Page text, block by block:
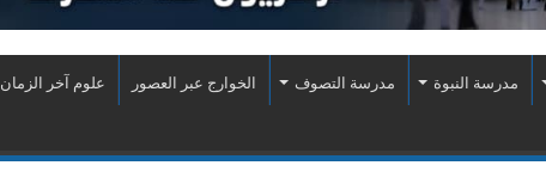
مدرسة النبوة مدرسة التصوف الخوارج عبر العصور علوم آخر الزمان